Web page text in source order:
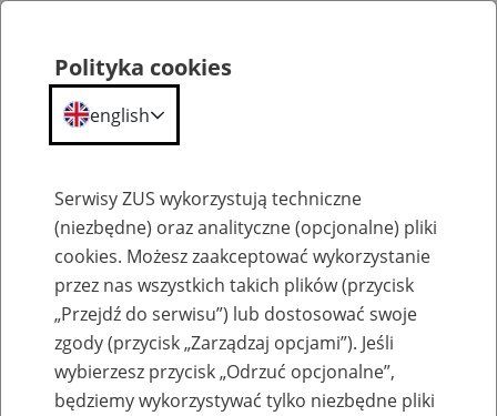
Komunikaty
Polityka cookies
english
Serwisy ZUS wykorzystują techniczne
(niezbędne) oraz analityczne (opcjonalne) pliki
cookies. Możesz zaakceptować wykorzystanie
przez nas wszystkich takich plików (przycisk
„Przejdź do serwisu”) lub dostosować swoje
zgody (przycisk „Zarządzaj opcjami”). Jeśli
wybierzesz przycisk „Odrzuć opcjonalne”,
będziemy wykorzystywać tylko niezbędne pliki